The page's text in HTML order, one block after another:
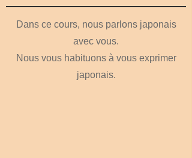
Dans ce cours, nous parlons japonais
avec vous.
Nous vous habituons à vous exprimer
japonais.